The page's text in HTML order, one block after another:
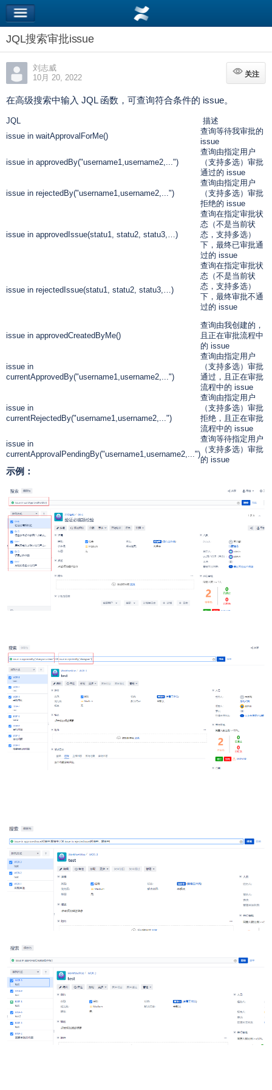
JQL搜索审批issue
刘志威
10月 20, 2022
关注
关注
在高级搜索中输入 JQL 函数，可查询符合条件的 issue。
JQL
描述
issue in waitApprovalForMe()
查询等待我审批的
issue
issue in approvedBy("username1,username2,...")
查询由指定用户
（支持多选）审批
通过的 issue
issue in rejectedBy("username1,username2,...")
查询由指定用户
（支持多选）审批
拒绝的 issue
issue in approvedIssue(statu1, statu2, statu3,…)
查询在指定审批状
态（不是当前状
态，支持多选）
下，最终已审批通
过的 issue
issue in rejectedIssue(statu1, statu2, statu3,…)
查询在指定审批状
态（不是当前状
态，支持多选）
下，最终审批不通
过的 issue
issue in approvedCreatedByMe()
查询由我创建的，
且正在审批流程中
的 issue
issue in
currentApprovedBy("username1,username2,...")
查询由指定用户
（支持多选）审批
通过，且正在审批
流程中的 issue
issue in
currentRejectedBy("username1,username2,...")
查询由指定用户
（支持多选）审批
拒绝，且正在审批
流程中的 issue
issue in
currentApprovalPendingBy("username1,username2,...")
查询等待指定用户
（支持多选）审批
的 issue
示例：